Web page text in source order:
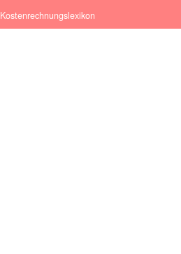
Kostenrechnungslexikon